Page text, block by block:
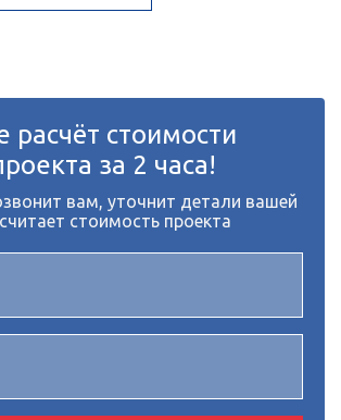
расчёт стоимости
за 2 часа!
вам, уточнит детали вашей
стоимость проекта